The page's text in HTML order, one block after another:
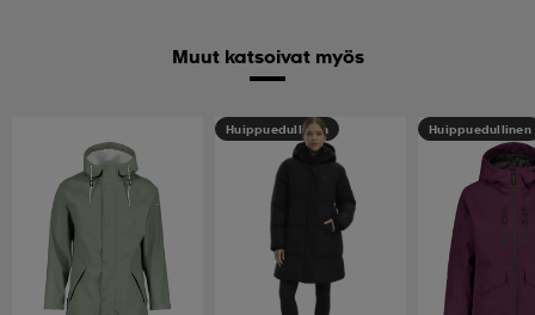
Muut katsoivat myös
Huippuedullinen Huippuedullinen